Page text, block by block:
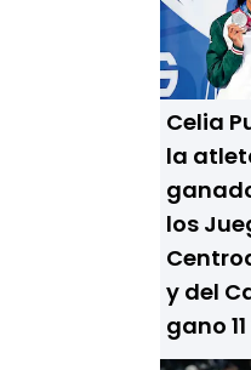
Celia
la
los
y del
gano